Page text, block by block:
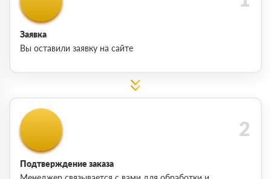
Заявка
Вы оставили заявку на сайте
Подтверждение заказа